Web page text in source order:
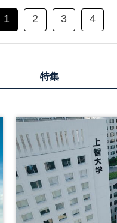
1 2 3 4
特集